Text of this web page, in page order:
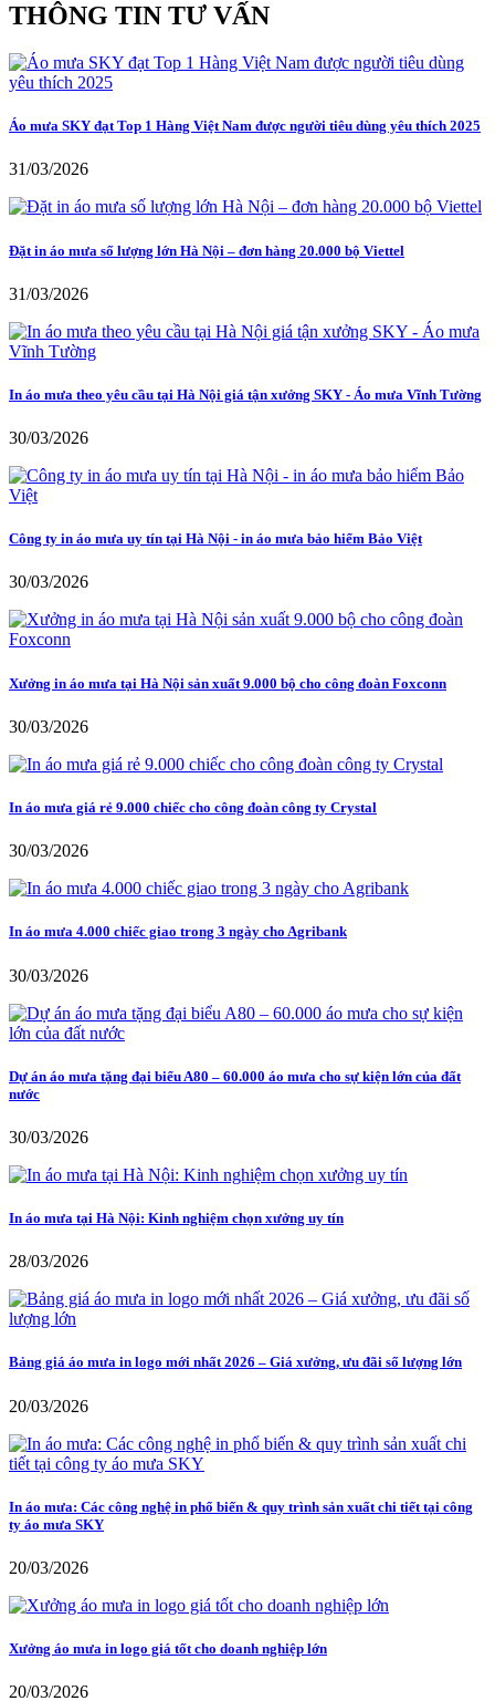
THÔNG TIN TƯ VẤN
Áo mưa SKY đạt Top 1 Hàng Việt Nam được người tiêu dùng yêu thích 2025
31/03/2026
Đặt in áo mưa số lượng lớn Hà Nội – đơn hàng 20.000 bộ Viettel
31/03/2026
In áo mưa theo yêu cầu tại Hà Nội giá tận xưởng SKY - Áo mưa Vĩnh Tường
30/03/2026
Công ty in áo mưa uy tín tại Hà Nội - in áo mưa bảo hiểm Bảo Việt
30/03/2026
Xưởng in áo mưa tại Hà Nội sản xuất 9.000 bộ cho công đoàn Foxconn
30/03/2026
In áo mưa giá rẻ 9.000 chiếc cho công đoàn công ty Crystal
30/03/2026
In áo mưa 4.000 chiếc giao trong 3 ngày cho Agribank
30/03/2026
Dự án áo mưa tặng đại biểu A80 – 60.000 áo mưa cho sự kiện lớn của đất
nước
30/03/2026
In áo mưa tại Hà Nội: Kinh nghiệm chọn xưởng uy tín
28/03/2026
Bảng giá áo mưa in logo mới nhất 2026 – Giá xưởng, ưu đãi số lượng lớn
20/03/2026
In áo mưa: Các công nghệ in phổ biến & quy trình sản xuất chi tiết tại công
ty áo mưa SKY
20/03/2026
Xưởng áo mưa in logo giá tốt cho doanh nghiệp lớn
20/03/2026